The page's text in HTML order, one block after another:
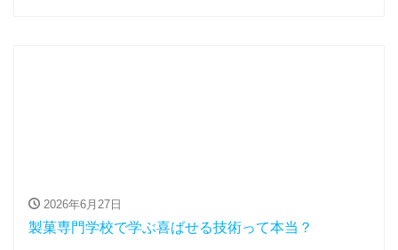
2026年6月27日
製菓専門学校で学ぶ喜ばせる技術って本当？